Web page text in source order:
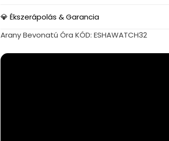
💎 Ékszerápolás & Garancia
Arany Bevonatú Óra KÓD: ESHAWATCH32